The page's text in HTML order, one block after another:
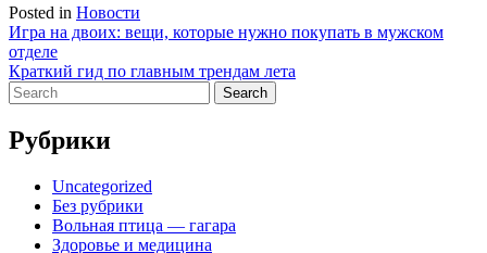
Posted in Новости
Навигация
по
записям
Игра на двоих: вещи, которые нужно покупать в мужском
отделе
Краткий гид по главным трендам лета
Search
for:
Рубрики
Uncategorized
Без рубрики
Вольная птица — гагара
Здоровье и медицина